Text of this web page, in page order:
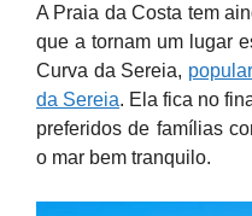
A Praia da Costa tem
que a tornam um lugar
Curva da Sereia,
da Sereia. Ela fica no
preferidos de famílias
o mar bem tranquilo.